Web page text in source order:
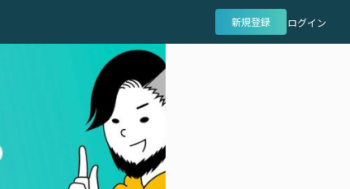
新規登録 ログイン